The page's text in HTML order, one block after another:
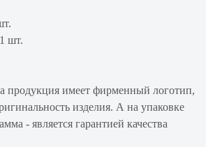
шт.
продукция имеет фирменный логотип,
изделия. А на упаковке
- является гарантией качества